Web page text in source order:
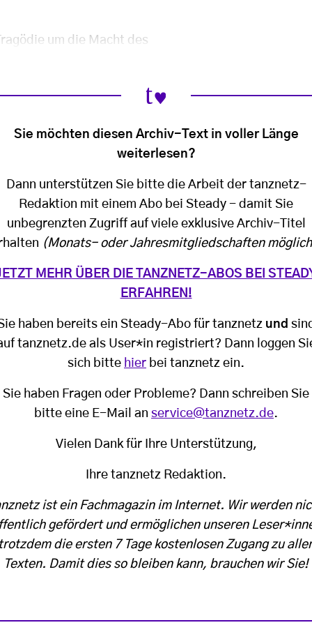
um die Macht des
Sie möchten diesen Archiv-Text in voller Länge
weiterlesen?
Dann unterstützen Sie bitte die Arbeit der tanznetz-
Redaktion mit einem Abo bei Steady - damit Sie
unbegrenzten Zugriff auf viele exklusive Archiv-Titel
(Monats- oder Jahresmitgliedschaften
MEHR ÜBER DIE TANZNETZ-ABOS BEI
ERFAHREN!
haben bereits ein Steady-Abo für tanznetz und
tanznetz.de als User*in registriert? Dann loggen
sich bitte hier bei tanznetz ein.
Sie haben Fragen oder Probleme? Dann schreiben Sie
bitte eine E-Mail an service@tanznetz.de.
Vielen Dank für Ihre Unterstützung,
Ihre tanznetz Redaktion.
ist ein Fachmagazin im Internet. Wir werden
gefördert und ermöglichen unseren
die ersten 7 Tage kostenlosen Zugang zu
Texten. Damit dies so bleiben kann, brauchen wir Sie!